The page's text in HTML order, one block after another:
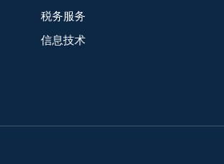
税务服务
信息技术